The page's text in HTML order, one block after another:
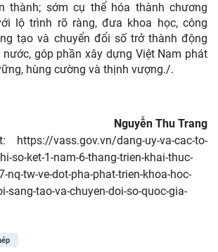
thành; sớm cụ thể hóa thành chương
lộ trình rõ ràng, đưa khoa học, công
tạo và chuyển đổi số trở thành động
nước, góp phần xây dựng Việt Nam phát
hùng cường và thịnh vượng./.
Nguyễn Thu Trang
https://vass.gov.vn/dang-uy-va-cac-to-
so-ket-1-nam-6-thang-trien-khai-thuc-
nq-tw-ve-dot-pha-phat-trien-khoa-hoc-
sang-tao-va-chuyen-doi-so-quoc-gia-